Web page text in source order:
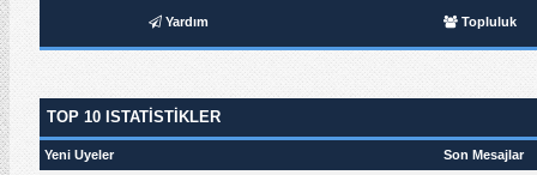
Yardım Topluluk
TOP 10 ISTATISTIKLER
Yeni Uyeler Son Mesajlar